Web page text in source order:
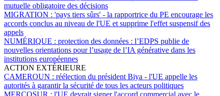
mutuelle obligatoire des décisions
MIGRATION : 'pays tiers sûrs' - la rapportrice du PE encourage les
accords conclus au niveau de l'UE et supprime l'effet suspensif des
appels
NUMÉRIQUE : protection des données : l’EDPS publie de
nouvelles orientations pour l’usage de l’IA générative dans les
institutions européennes
ACTION EXTÉRIEURE
CAMEROUN : réélection du président Biya - l'UE appelle les
autorités à garantir la sécurité de tous les acteurs politiques